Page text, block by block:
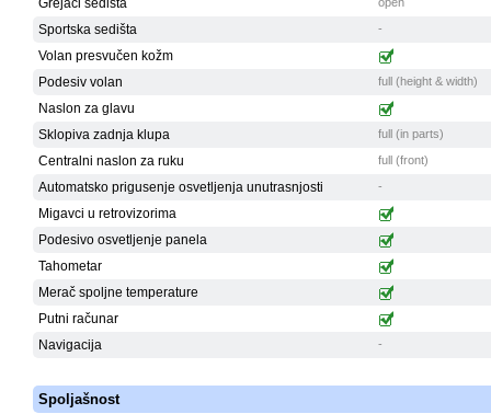
Grejači sedišta
Sportska sedišta -
Volan presvučen kožm
Podesiv volan
full (height & width)
Naslon za glavu
Sklopiva zadnja klupa
full (in parts)
Centralni naslon za ruku full (front)
Automatsko prigusenje osvetljenja unutrasnjosti -
Migavci u retrovizorima
Podesivo osvetljenje panela
Tahometar
Merač spoljne temperature
Putni računar
Navigacija
-
Spoljašnost